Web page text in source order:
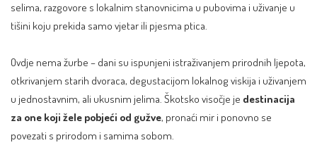
selima, razgovore s lokalnim stanovnicima u pubovima i uživanje u
tišini koju prekida samo vjetar ili pjesma ptica.
Ovdje nema žurbe – dani su ispunjeni istraživanjem prirodnih ljepota,
otkrivanjem starih dvoraca, degustacijom lokalnog viskija i uživanjem
u jednostavnim, ali ukusnim jelima. Škotsko visočje je destinacija
za one koji žele pobjeći od gužve, pronaći mir i ponovno se
povezati s prirodom i samima sobom.